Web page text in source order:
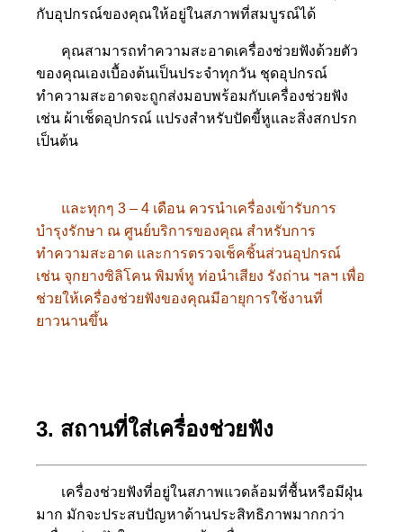
กับอุปกรณ์ของคุณให้อยู่ในสภาพที่สมบูรณ์ได้
คุณสามารถทำความสะอาดเครื่องช่วยฟังด้วยตัว
ของคุณเองเบื้องต้นเป็นประจำทุกวัน ชุดอุปกรณ์
ทำความสะอาดจะถูกส่งมอบพร้อมกับเครื่องช่วยฟัง
เช่น ผ้าเช็ดอุปกรณ์ แปรงสำหรับปัดขี้หูและสิ่งสกปรก
เป็นต้น
และทุกๆ 3 – 4 เดือน ควรนำเครื่องเข้ารับการ
บำรุงรักษา ณ ศูนย์บริการของคุณ สำหรับการ
ทำความสะอาด และการตรวจเช็คชิ้นส่วนอุปกรณ์
เช่น จุกยางซิลิโคน พิมพ์หู ท่อนำเสียง รังถ่าน ฯลฯ เพื่อ
ช่วยให้เครื่องช่วยฟังของคุณมีอายุการใช้งานที่
ยาวนานขึ้น
3. สถานที่ใส่เครื่องช่วยฟัง
เครื่องช่วยฟังที่อยู่ในสภาพแวดล้อมที่ชื้นหรือมีฝุ่น
มาก มักจะประสบปัญหาด้านประสิทธิภาพมากกว่า